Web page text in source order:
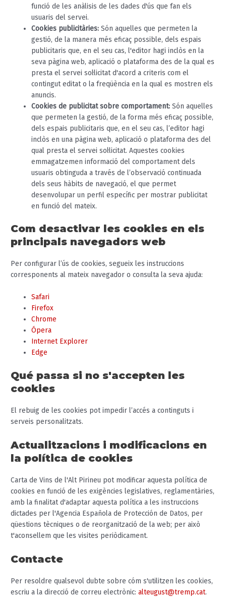
funció de les anàlisis de les dades d'ús que fan els
usuaris del servei.
Cookies publicitàries: Són aquelles que permeten la
gestió, de la manera més eficaç possible, dels espais
publicitaris que, en el seu cas, l'editor hagi inclòs en la
seva pàgina web, aplicació o plataforma des de la qual es
presta el servei sol·licitat d'acord a criteris com el
contingut editat o la freqüència en la qual es mostren els
anuncis.
Cookies de publicitat sobre comportament: Són aquelles
que permeten la gestió, de la forma més eficaç possible,
dels espais publicitaris que, en el seu cas, l’editor hagi
inclòs en una pàgina web, aplicació o plataforma des del
qual presta el servei sol·licitat. Aquestes cookies
emmagatzemen informació del comportament dels
usuaris obtinguda a través de l’observació continuada
dels seus hàbits de navegació, el que permet
desenvolupar un perfil específic per mostrar publicitat
en funció del mateix.
Com desactivar les cookies en els
principals navegadors web
Per configurar l’ús de cookies, segueix les instruccions
corresponents al mateix navegador o consulta la seva ajuda:
Safari
Firefox
Chrome
Ópera
Internet Explorer
Edge
Qué passa si no s'accepten les
cookies
El rebuig de les cookies pot impedir l’accés a continguts i
serveis personalitzats.
Actualitzacions i modificacions en
la política de cookies
Carta de Vins de l'Alt Pirineu pot modificar aquesta política de
cookies en funció de les exigències legislatives, reglamentàries,
amb la finalitat d'adaptar aquesta política a les instruccions
dictades per l'Agencia Española de Protección de Datos, per
qüestions tècniques o de reorganització de la web; per això
t'aconsellem que les visites periòdicament.
Contacte
Per resoldre qualsevol dubte sobre cóm s'utilitzen les cookies,
escriu a la direcció de correu electrònic:alteugust@tremp.cat.